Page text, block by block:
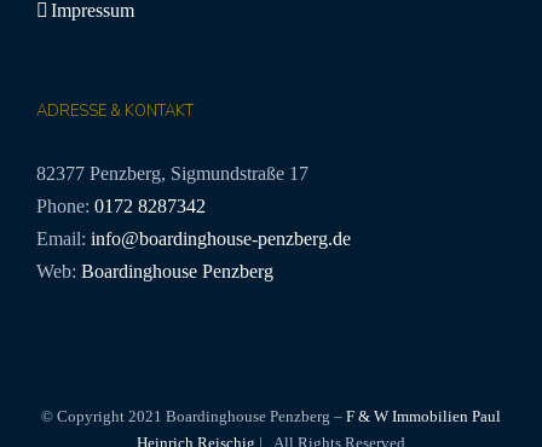
Impressum
ADRESSE & KONTAKT
82377 Penzberg, Sigmundstraße 17
Phone: 0172 8287342
Email: info@boardinghouse-penzberg.de
Web: Boardinghouse Penzberg
© Copyright 2021 Boardinghouse Penzberg – F & W Immobilien Paul
Heinrich Reischig | All Rights Reserved